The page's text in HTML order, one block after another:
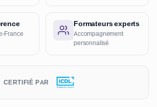
France
Formateurs experts
Accompagnement
personnalisé
CERTIFIÉ PAR